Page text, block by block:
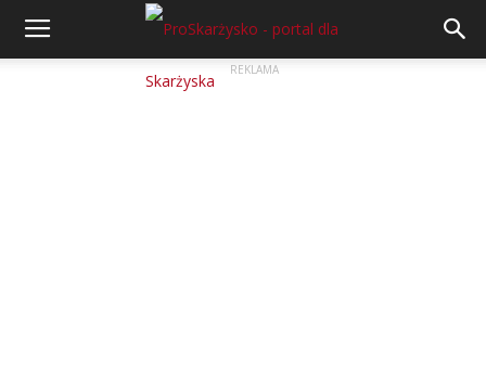
REKLAMA